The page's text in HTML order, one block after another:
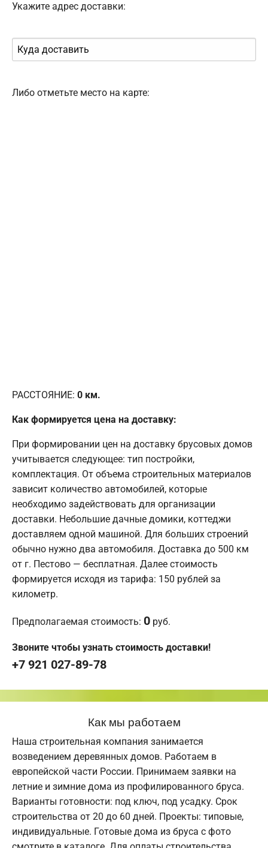
Укажите адрес доставки:
Либо отметьте место на карте:
РАССТОЯНИЕ: 0 км.
Как формируется цена на доставку:
При формировании цен на доставку брусовых домов
учитывается следующее: тип постройки,
комплектация. От объема строительных материалов
зависит количество автомобилей, которые
необходимо задействовать для организации
доставки. Небольшие дачные домики, коттеджи
доставляем одной машиной. Для больших строений
обычно нужно два автомобиля. Доставка до 500 км
от г. Пестово — бесплатная. Далее стоимость
формируется исходя из тарифа: 150 рублей за
километр.
Предполагаемая стоимость: 0 руб.
Звоните чтобы узнать стоимость доставки!
+7 921 027-89-78
Как мы работаем
Наша строительная компания занимается
возведением деревянных домов. Работаем в
европейской части России. Принимаем заявки на
летние и зимние дома из профилированного бруса.
Варианты готовности: под ключ, под усадку. Срок
строительства от 20 до 60 дней. Проекты: типовые,
индивидуальные. Готовые дома из бруса с фото